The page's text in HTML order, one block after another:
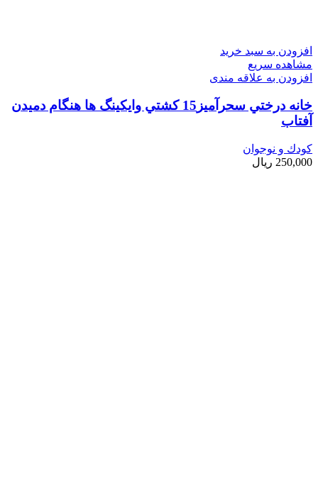
افزودن به سبد خرید
مشاهده سریع
افزودن به علاقه مندی
خانه درختي سحرآميز15 كشتي وايكينگ ها هنگام دميدن
آفتاب
کودك و نوجوان
250,000 ریال